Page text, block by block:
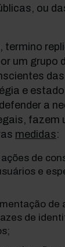
ou
termino
um grupo
e
a
fazem
medidas:
de
e
de
de